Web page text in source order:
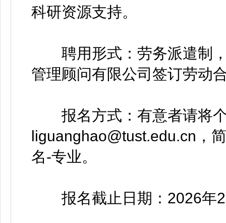
科研资源支持。
聘用形式：劳务派遣制，
管理顾问有限公司签订劳动
报名方式：有意者请将个
liguanghao@tust.edu.cn，
名-专业。
报名截止日期：2026年2